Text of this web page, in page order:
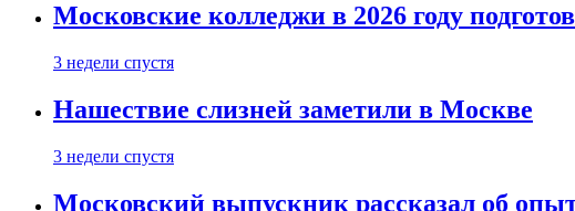
Московские колледжи в 2026 году
3 недели спустя
Нашествие слизней заметили в Москве
3 недели спустя
Московский выпускник рассказал об